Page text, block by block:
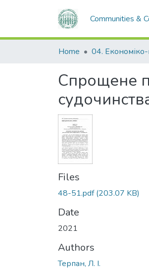
Communities &
Home
Спрощене
Files
48-51.pdf(203.07 KB)
Date
2021
Authors
Терпан, Л. І.